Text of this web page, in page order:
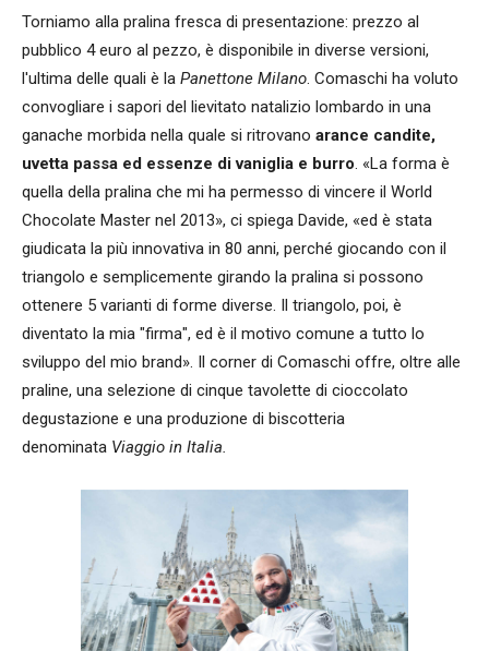
Torniamo alla pralina fresca di presentazione: prezzo al
pubblico 4 euro al pezzo, è disponibile in diverse versioni,
l'ultima delle quali è la Panettone Milano. Comaschi ha voluto
convogliare i sapori del lievitato natalizio lombardo in una
ganache morbida nella quale si ritrovano arance candite,
uvetta passa ed essenze di vaniglia e burro. «La forma è
quella della pralina che mi ha permesso di vincere il World
Chocolate Master nel 2013», ci spiega Davide, «ed è stata
giudicata la più innovativa in 80 anni, perché giocando con il
triangolo e semplicemente girando la pralina si possono
ottenere 5 varianti di forme diverse. Il triangolo, poi, è
diventato la mia "firma", ed è il motivo comune a tutto lo
sviluppo del mio brand». Il corner di Comaschi offre, oltre alle
praline, una selezione di cinque tavolette di cioccolato
degustazione e una produzione di biscotteria
denominata Viaggio in Italia.